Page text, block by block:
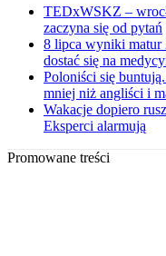
TEDxWSKZ –
zaczyna się od pytań
8 lipca wyniki matur
dostać się na
Poloniści się
mniej niż angliści i
Wakacje dopiero
Eksperci alarmują
Promowane treści